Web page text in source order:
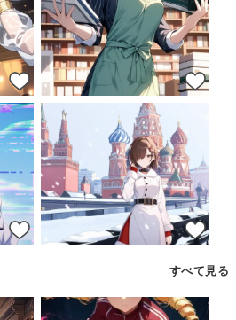
13
13
すべて見る